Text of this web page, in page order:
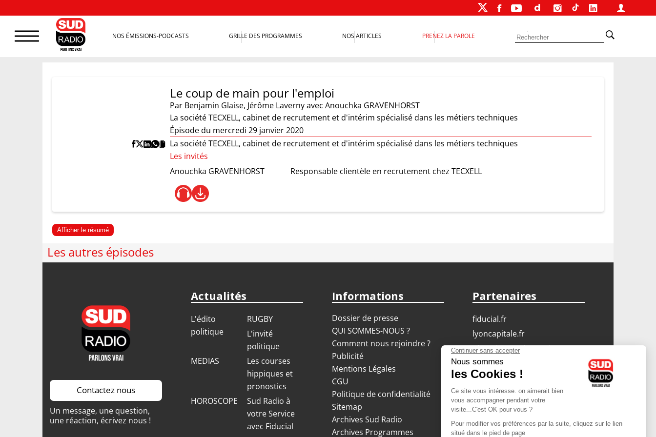
NOS ÉMISSIONS-PODCASTS GRILLE DES PROGRAMMES NOS ARTICLES PRENEZ LA PAROLE
Le coup de main pour l'emploi
Par Benjamin Glaise, Jérôme Lavernyavec Anouchka GRAVENHORST
La société TECXELL, cabinet de recrutement et d'intérim spécialisé dans les métiers techniques
Épisode du mercredi 29 janvier 2020
La société TECXELL, cabinet de recrutement et d'intérim spécialisé dans les métiers techniques
Les invités
Anouchka GRAVENHORST
Responsable clientèle en recrutement chez TECXELL
Afficher le résumé
Les autres épisodes
Contactez nous
Un message, une question,
une réaction, écrivez nous !
Actualités
L'édito
politique
RUGBY
L'invité
politique
MEDIAS
Les courses
hippiques et
pronostics
HOROSCOPE
Sud Radio à
votre Service
avec Fiducial
Informations
Dossier de presse
QUI SOMMES-NOUS ?
Comment nous rejoindre ?
Publicité
Mentions Légales
CGU
Politique de confidentialité
Sitemap
Archives Sud Radio
Archives Programmes
Partenaires
fiducial.fr
lyoncapitale.fr
olympique-et-lyonnais.com
L'application Iphone
/ Android
Téléchargez l'application